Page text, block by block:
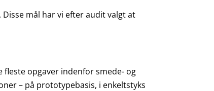
mål har vi efter audit valgt at
fleste opgaver indenfor smede- og
– på prototypebasis, i enkeltstyks